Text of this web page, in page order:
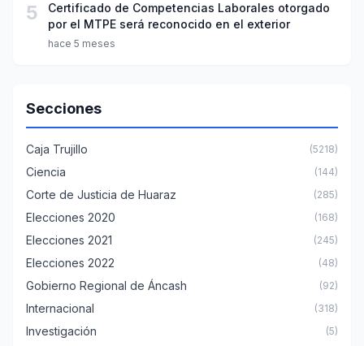
5
Certificado de Competencias Laborales otorgado
por el MTPE será reconocido en el exterior
hace 5 meses
Secciones
Caja Trujillo (5218)
Ciencia (144)
Corte de Justicia de Huaraz (285)
Elecciones 2020 (168)
Elecciones 2021 (245)
Elecciones 2022 (48)
Gobierno Regional de Áncash (92)
Internacional (318)
Investigación (5)